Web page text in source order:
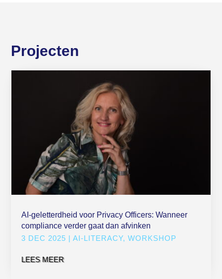
Projecten
AI-geletterdheid voor Privacy Officers: Wanneer
compliance verder gaat dan afvinken
3 DEC 2025 |AI-LITERACY,WORKSHOP
LEES MEER